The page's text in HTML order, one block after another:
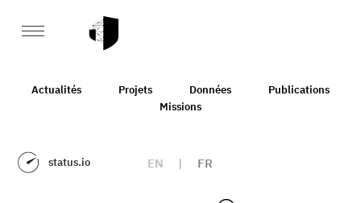
Actualités Projets Données
Publications
Missions
status.io EN | FR